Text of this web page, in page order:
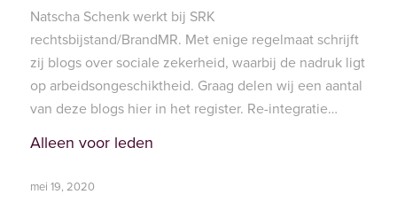
Natscha Schenk werkt bij SRK
rechtsbijstand/BrandMR. Met enige regelmaat schrijft
zij blogs over sociale zekerheid, waarbij de nadruk ligt
op arbeidsongeschiktheid. Graag delen wij een aantal
van deze blogs hier in het register. Re-integratie…
Alleen voor leden
mei 19, 2020